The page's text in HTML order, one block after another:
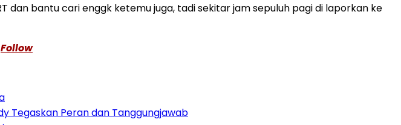
dan bantu cari enggk ketemu juga, tadi sekitar jam sepuluh pagi di laporkan ke
Follow
Tegaskan Peran dan Tanggungjawab